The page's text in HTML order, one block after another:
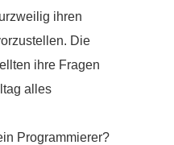
ihren
Die
ihre Fragen
alles
Programmierer?